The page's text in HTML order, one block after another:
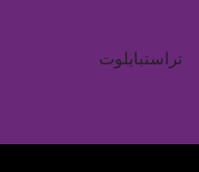
تراستبايلوت